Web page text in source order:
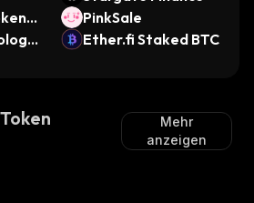
ng
PinkSale
Ether.fi Staked BTC
Mehr
anzeigen